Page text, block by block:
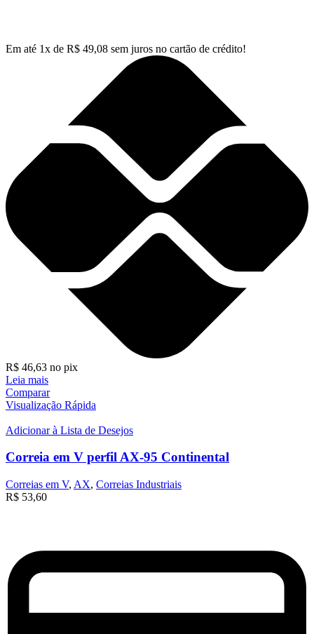
Em até 1x de R$ 49,08 sem juros no cartão de crédito!
R$ 46,63 no pix
Leia mais
Comparar
Visualização Rápida
Adicionar à Lista de Desejos
Correia em V perfil AX-95 Continental
Correias em V, AX, Correias Industriais
R$ 53,60